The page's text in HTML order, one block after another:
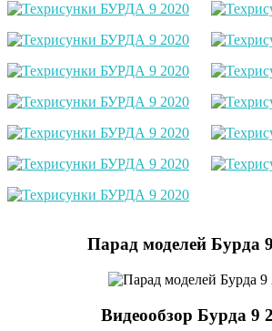
Парад моделей Бурда
Видеообзор Бурда 9